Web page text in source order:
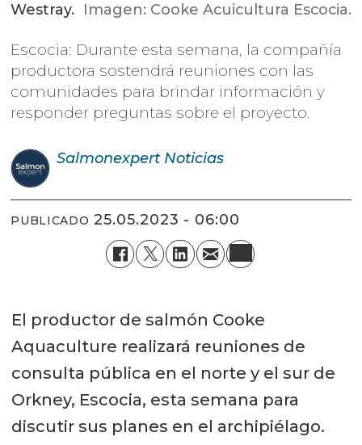
Westray. Imagen: Cooke Acuicultura Escocia.
Escocia: Durante esta semana, la compañía
productora sostendrá reuniones con las
comunidades para brindar información y
responder preguntas sobre el proyecto.
Salmonexpert Noticias
PUBLICADO 25.05.2023 - 06:00
El productor de salmón Cooke
Aquaculture realizará reuniones de
consulta pública en el norte y el sur de
Orkney, Escocia, esta semana para
discutir sus planes en el archipiélago.